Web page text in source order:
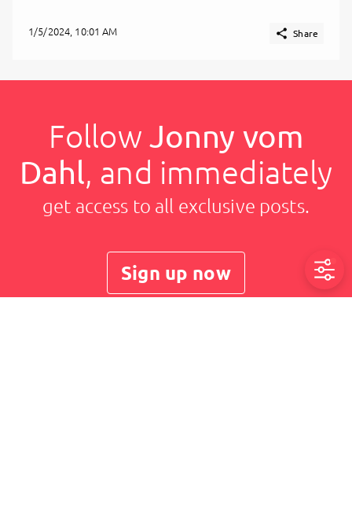
1/5/2024, 10:01 AM  Share
Follow Jonny vom
Dahl, and immediately
get access to all exclusive posts.
Sign up now